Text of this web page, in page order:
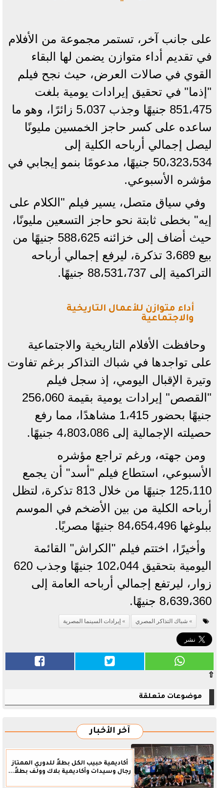
​على جانب آخر، تستمر مجموعة من الأفلام
في تقديم أداء متوازن يضمن لها البقاء
القوي في صالات العرض، حيث نجح فيلم
"إذما" في تحقيق إيرادات يومية بلغت
851،475 جنيهًا وجذب 5،037 زائرًا، وهو ما
ساعده على كسر حاجز الخمسين مليونًا
ليصل إجمالي أرباحه الكلية إلى
50،323،534 جنيهًا، مدعومًا بنمو إيجابي في
مؤشره الأسبوعي.
وفي سياق متصل، يسير فيلم "الكلام على
إيه" بخطى ثابتة نحو حاجز التسعين مليونًا،
حيث أضاف إلى خزائنه 588،625 جنيهًا من
بيع 3،689 تذكرة، ليرفع إجمالي أرباحه
التراكمية إلى 88،531،737 جنيهًا.
​أداء متوازن للأعمال التاريخية
والاجتماعية
و​حافظت الأفلام التاريخية والاجتماعية
على تواجدها في شباك التذاكر برغم تفاوت
وتيرة الإقبال اليومي، إذ سجل فيلم
"القصص" إيرادات يومية بقيمة 256،060
جنيهًا بحضور 1،415 مشاهدًا، مما رفع
حصيلته الإجمالية إلى 4،803،086 جنيهًا.
ومن جهته، ورغم تراجع مؤشره
الأسبوعي، استطاع فيلم "أسد" أن يجمع
125،110 جنيهًا من خلال 813 تذكرة، لتظل
أرباحه الكلية من بين الأضخم في الموسم
ببلوغها 84،654،496 جنيهًا مصريًا.
وأخيرًا، اختتم فيلم "الكراش" القائمة
اليومية بتحقيق 102،044 جنيهًا وجذب 620
زوار، ليرتفع إجمالي أرباحه العامة إلى
8،639،360 جنيهًا.
شباك التذاكر المصري إيرادات السينما المصرية
⇧
موضوعات متعلقة
آخر الأخبار
أكاديمية حبيب الكل بطلاً للدوري الممتاز
رجال وسيدات وأكاديمية بلاك وولف بطلاً...